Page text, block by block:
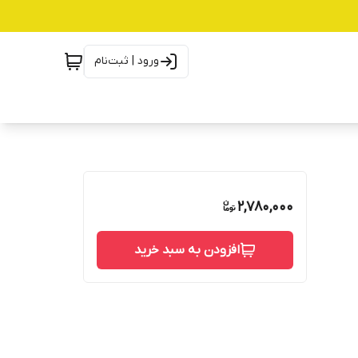
ورود | ثبت‌نام
2,780,000
افزودن به سبد خرید